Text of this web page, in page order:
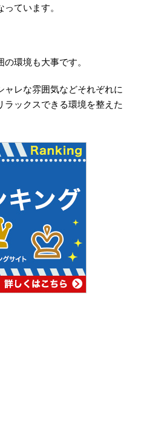
っています。
環境も大事です。
ャレな雰囲気などそれぞれに
ラックスできる環境を整えた